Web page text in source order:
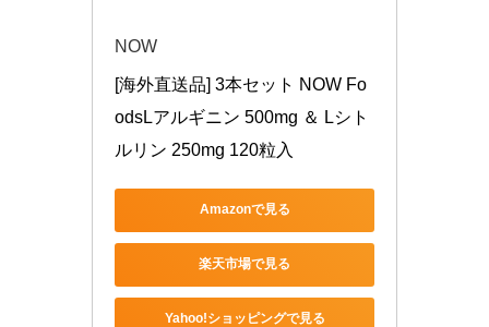
NOW
[海外直送品] 3本セット NOW Fo
odsLアルギニン 500mg ＆ Lシト
ルリン 250mg 120粒入
Amazonで見る
楽天市場で見る
Yahoo!ショッピングで見る